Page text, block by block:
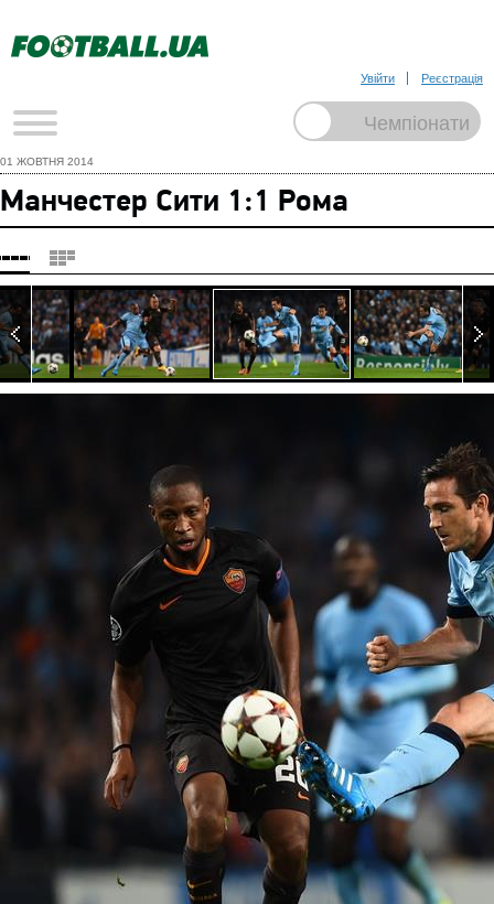
Увійти Реєстрація
01 ЖОВТНЯ 2014
Манчестер Сити 1:1 Рома